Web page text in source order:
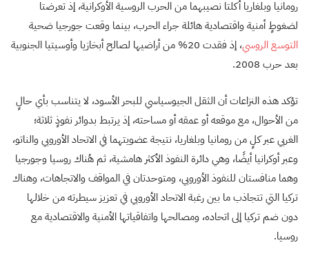
رومانيا وبلغاريا أكلتا نصيبهما من الحرب الروسية الأوكرانية، إذ تعرضتا
لضغوطٍ أمنية واقتصادية هائلة جراء الحرب، بينما وقعت جورجيا ضحية
التوسع الروسي
، إذ فقدت 20% من أراضيها لصالح أبخازيا وأوسيتيا الجنوبية
بعد حرب 2008.
تؤكد هذه النزاعات أن الثقل الجيوسياسي للبحر الأسود، لا يتناسب بأي حالٍ
من الأحوال، مع موقعه أو عمقه أو مساحته، إذ يرتبط بدوائر نفوذٍ ثلاثة؛
الغربي عبر كلٍ من رومانيا وبلغاريا، نتيجة عضويتهما في الاتحاد الأوروبي والناتو،
وعبر أوكرانيا أيضًا، وهي دائرة النفوذ الأكثر هامشية، ثم هُناك روسيا وجورجيا
وهما منافستان للنفوذ الأوروبي، ومتوحدتان في المواقف والاتجاهات، وهناك
تركيا التي تتجاذب ما بين رغبة الاتحاد الأوروبي في تعزيز سيطرته من خلالها
دون ضم تركيا إلى اتحاده، ومصالحها واتفاقياتها الأمنية والاقتصادية مع
روسيا.